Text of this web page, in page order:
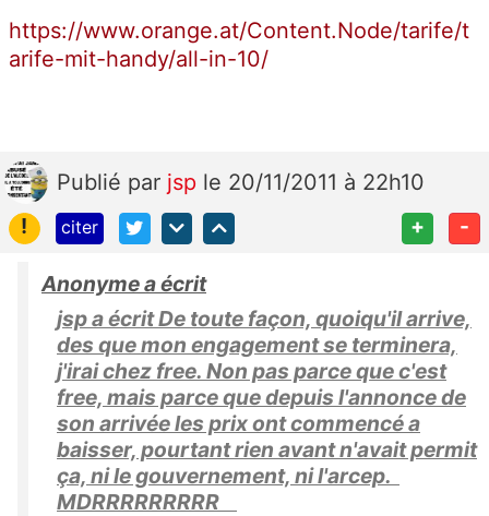
https://www.orange.at/Content.Node/tarife/t
arife-mit-handy/all-in-10/
Publié par jsp le 20/11/2011 à 22h10
!
citer + -
Anonyme a écrit
jsp a écrit De toute façon, quoiqu'il arrive,
des que mon engagement se terminera,
j'irai chez free. Non pas parce que c'est
free, mais parce que depuis l'annonce de
son arrivée les prix ont commencé a
baisser, pourtant rien avant n'avait permit
ça, ni le gouvernement, ni l'arcep.
MDRRRRRRRRR